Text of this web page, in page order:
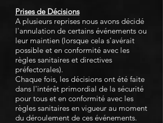
Prises de Décisions
A plusieurs reprises nous avons décidé
l'annulation de certains événements ou
leur maintien (lorsque cela s'avérait
possible et en conformité avec les
règles sanitaires et directives
préfectorales).
Chaque fois, les décisions ont été faite
dans l'intérêt primordial de la sécurité
pour tous et en conformité avec les
règles sanitaires en vigueur au moment
du déroulement de ces événements.